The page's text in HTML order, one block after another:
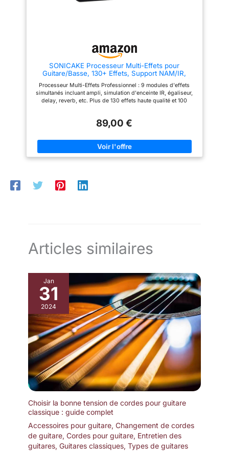
tonalités, paramétrage, contrôle
SONICAKE Processeur Multi-Effets pour
Guitare/Basse, 130+ Effets, Support NAM/IR,
Compacte Smart Box QME-20
Processeur Multi-Effets Professionnel : 9 modules d'effets
simultanés incluant ampli, simulation d'enceinte IR, égaliseur,
delay, reverb, etc. Plus de 130 effets haute qualité et 100
Modélisation numérique propriétaire "white-box" pour une
fichiers NAM et IR d'enceinte tiers pour des possibilités
tonales infinies et une réponse authentique type ampli
Connectivité & Contrôle Intelligents : Inclus SONICAKE
loopback et re-amping Outils de Performance Scénique :
89,00 €
Articles similaires
Jan
31
2024
Choisir la bonne tension de cordes pour guitare
classique : guide complet
Accessoires pour guitare, Changement de cordes
de guitare, Cordes pour guitare, Entretien des
guitares, Guitares classiques, Types de guitares